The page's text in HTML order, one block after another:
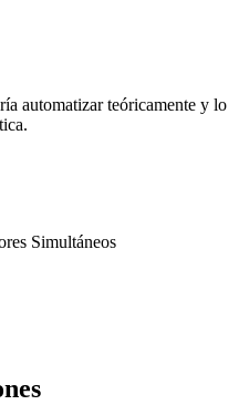
automatizar teóricamente y lo
Simultáneos